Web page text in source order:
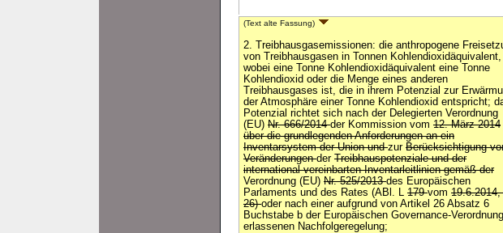
(Text alte Fassung)
2. Treibhausgasemissionen: die anthropogene
von Treibhausgasen in Tonnen Kohlendioxidäquivalent,
wobei eine Tonne Kohlendioxidäquivalent eine Tonne
Kohlendioxid oder die Menge eines anderen
Treibhausgases ist, die in ihrem Potenzial zur
der Atmosphäre einer Tonne Kohlendioxid entspricht;
Potenzial richtet sich nach der Delegierten Verordnung
(EU) Nr. 666/2014der Kommission vom 12. März 2014
über die grundlegenden Anforderungen an ein
Inventarsystem der Union undzur Berücksichtigung
Veränderungender Treibhauspotenziale und der
international vereinbarten Inventarleitlinien gemäß der
Verordnung (EU) Nr. 525/2013des Europäischen
Parlaments und des Rates (ABl. L 179vom 19.6.2014,
26)oder nach einer aufgrund von Artikel 26 Absatz 6
Buchstabe b der Europäischen Governance-Verordnung
erlassenen Nachfolgeregelung;